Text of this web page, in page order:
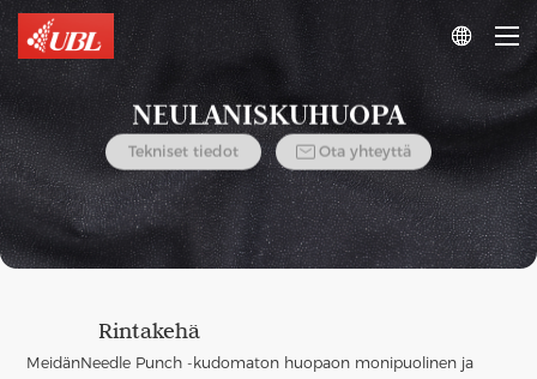

NEULANISKUHUOPA
Tekniset tiedot  Ota yhteyttä
Rintakehä
MeidänNeedle Punch -kudomaton huopaon monipuolinen ja